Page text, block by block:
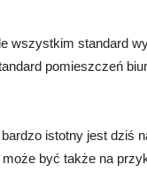
wszystkim standard
pomieszczeń
istotny jest dziś
być także na